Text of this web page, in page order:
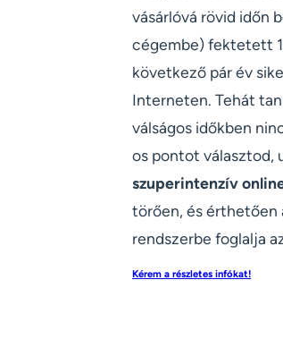
vásárlóvá rövid időn
cégembe) fektetett
következő pár év
Interneten. Tehát
válságos időkben
os pontot választod,
szuperintenzív
törően, és érthetően
rendszerbe foglalja
Kérem a részletes infókat!